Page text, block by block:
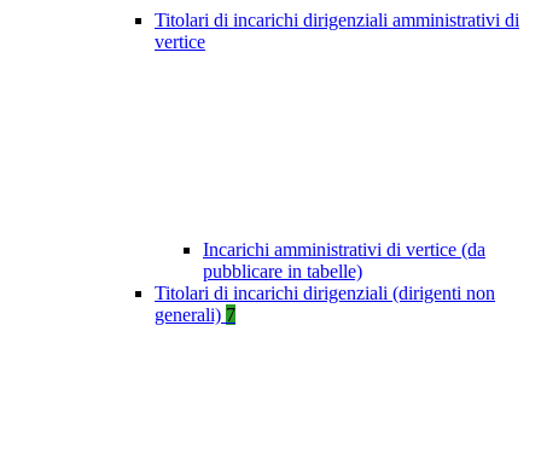
Titolari di incarichi dirigenziali amministrativi di
vertice
Incarichi amministrativi di vertice (da
pubblicare in tabelle)
Titolari di incarichi dirigenziali (dirigenti non
generali) 7